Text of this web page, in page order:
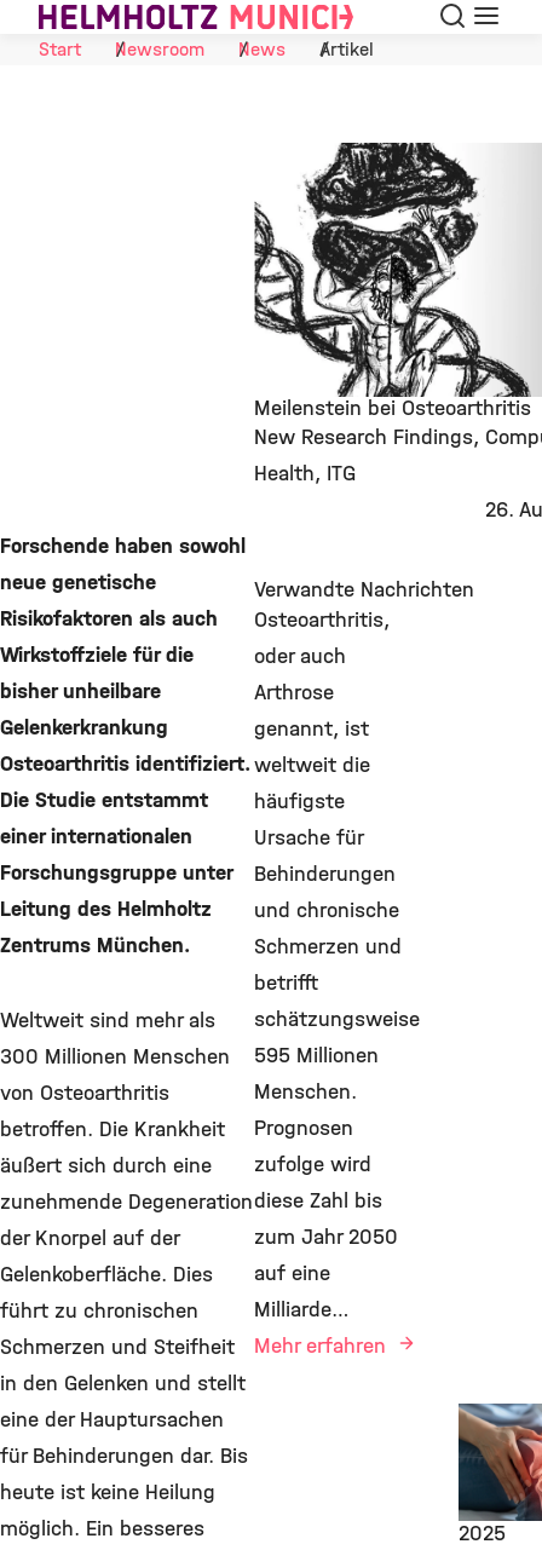
Skip to Content Suche
Start
Newsroom News Artikel
Meilenstein bei Osteoarthritis
New Research Findings
Health ITG
26.
Forschende haben sowohl
neue genetische
Risikofaktoren als auch
Wirkstoffziele für die
bisher unheilbare
Gelenkerkrankung
Osteoarthritis identifiziert.
Die Studie entstammt
einer internationalen
Forschungsgruppe unter
Leitung des Helmholtz
Zentrums München.
Weltweit sind mehr als
300 Millionen Menschen
von Osteoarthritis
betroffen. Die Krankheit
äußert sich durch eine
zunehmende Degeneration
der Knorpel auf der
Gelenkoberfläche. Dies
führt zu chronischen
Schmerzen und Steifheit
in den Gelenken und stellt
eine der Hauptursachen
für Behinderungen dar. Bis
heute ist keine Heilung
möglich. Ein besseres
Verwandte Nachrichten
New
Health,
2025
Osteoarthritis,
oder auch
Arthrose
genannt, ist
weltweit die
häufigste
Ursache für
Behinderungen
und chronische
Schmerzen und
betrifft
schätzungsweise
595 Millionen
Menschen.
Prognosen
zufolge wird
diese Zahl bis
zum Jahr 2050
auf eine
Milliarde…
Mehr erfahren